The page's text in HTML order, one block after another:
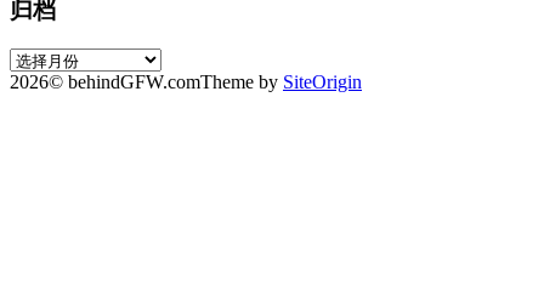
归档
归
档
2026© behindGFW.comTheme by SiteOrigin